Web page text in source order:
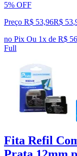
5% OFF
Preço R$ 53,96R$ 53,
no Pix Ou 1x de R$
Full
Fita Refil